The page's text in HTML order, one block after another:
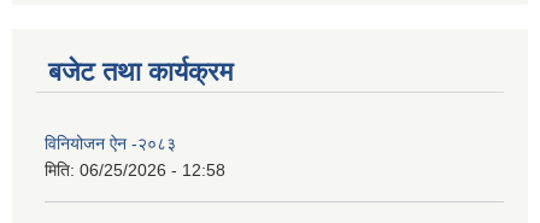
बजेट तथा कार्यक्रम
विनियोजन ऐन -२०८३
मिति: 06/25/2026 - 12:58